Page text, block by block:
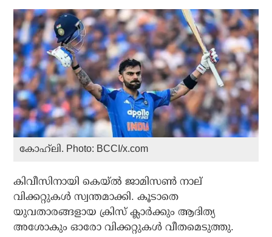
കോഹ്‌ലി. Photo: BCCI/x.com
കിവീസിനായി കെയ്ല്‍ ജാമിസണ്‍ നാല്
വിക്കറ്റുകള്‍ സ്വന്തമാക്കി. കൂടാതെ
യുവതാരങ്ങളായ ക്രിസ് ക്ലാര്‍ക്കും ആദിത്യ
അശോകും ഓരോ വിക്കറ്റുകള്‍ വീതമെടുത്തു.